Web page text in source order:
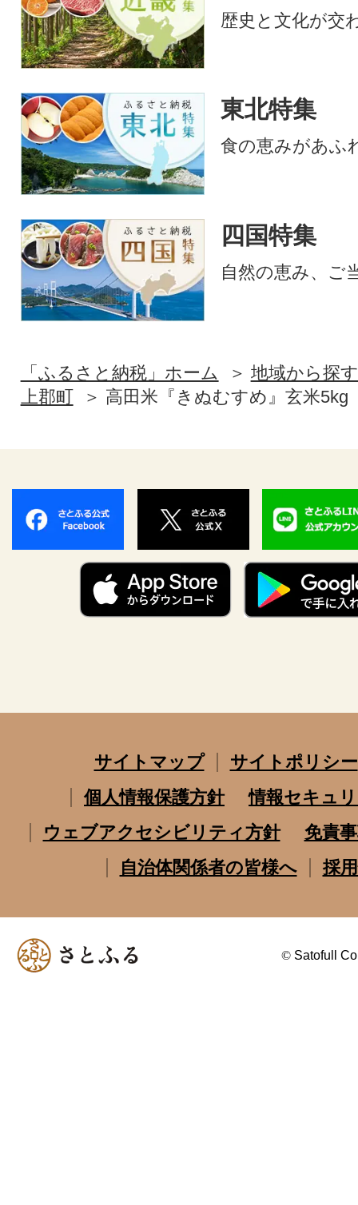
歴史と文化が交
東北特集
食の恵みがあふ
四国特集
自然の恵み、ご
「ふるさと納税」ホーム
地域から探す
上郡町
高田米『きぬむすめ』玄米5kg
サイトマップ
サイトポリシー
個人情報保護方針
情報セキュ
ウェブアクセシビリティ方針
免責
自治体関係者の皆様へ
採
© Satofull